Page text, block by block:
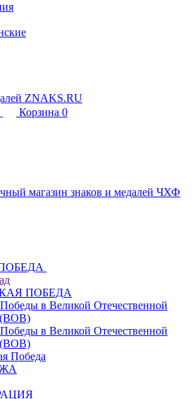
Корзина 0
магазин знаков и медалей ЧХФ
ПОБЕДА
в Великой Отечественной
(ВОВ)
Победы в Великой Отечественной
(ВОВ)
Победа